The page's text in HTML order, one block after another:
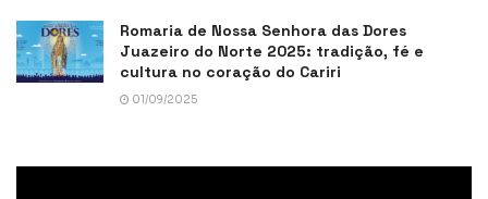
Romaria de Nossa Senhora das Dores
Juazeiro do Norte 2025: tradição, fé e
cultura no coração do Cariri
01/09/2025